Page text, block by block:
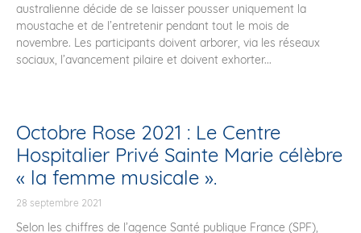
australienne décide de se laisser pousser uniquement la
moustache et de l’entretenir pendant tout le mois de
novembre. Les participants doivent arborer, via les réseaux
sociaux, l’avancement pilaire et doivent exhorter...
Octobre Rose 2021 : Le Centre
Hospitalier Privé Sainte Marie célèbre
« la femme musicale ».
28 septembre 2021
Selon les chiffres de l’agence Santé publique France (SPF),